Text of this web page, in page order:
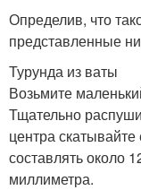
Определив, что
представленные
Турунда из ваты
Возьмите
Тщательно
центра
составлять около
миллиметра.